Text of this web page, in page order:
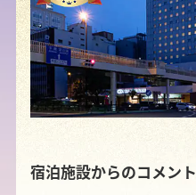
宿泊施設からのコメント